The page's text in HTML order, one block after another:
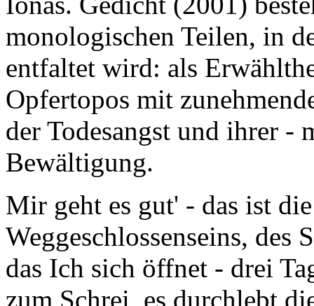
monologischen Teilen, in
entfaltet wird: als
Opfertopos mit
der Todesangst und ihrer -
Bewältigung.
Mir geht es gut' - das ist
Weggeschlossenseins, des
das Ich sich öffnet - drei
zum Schrei, es durchlebt